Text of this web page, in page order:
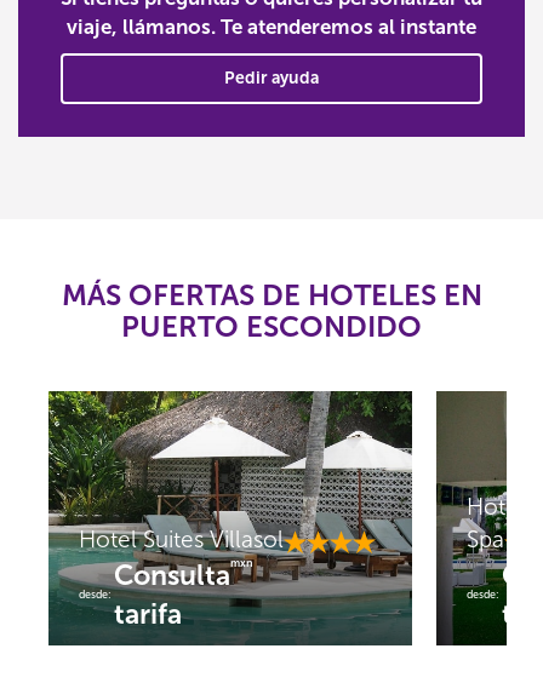
viaje, llámanos. Te atenderemos al instante
Pedir ayuda
MÁS OFERTAS DE HOTELES EN
PUERTO ESCONDIDO
Hotel Suites Villasol
desde:
Consulta
tarifa
mxn
Hotel
Spa
desde: